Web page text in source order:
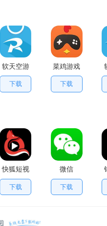
软天空游
戏大全
App
下载
菜鸡游戏
不用排队
版
下载
快狐短视
频
下载
微信
下载